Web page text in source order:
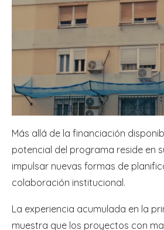
Más allá de la financiación
potencial del programa reside en
impulsar nuevas formas de
colaboración institucional.
La experiencia acumulada en la
muestra que los proyectos con